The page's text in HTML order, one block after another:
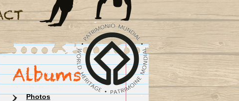
Photos